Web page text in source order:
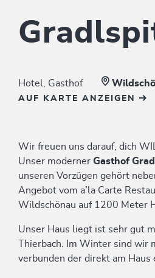
Hotel, Gasthof
AUF KARTE ANZEIGEN
Wir freuen uns darauf, dich
Unser moderner Gasthof
unseren Vorzügen gehört
Angebot vom a’la Carte
Wildschönau auf 1200 Meter
Unser Haus liegt ist sehr gut
Thierbach. Im Winter sind wir
verbunden der direkt am